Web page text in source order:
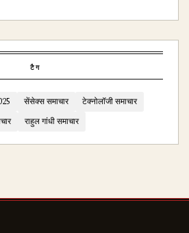
टैग
सेंसेक्स समाचार
टेक्नोलॉजी समाचार
राहुल गांधी समाचार